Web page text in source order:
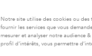
Notre site utilise des cookies ou
fournir les services que vous
mesurer et analyser notre audience
profil d’intérêts, vous permettre